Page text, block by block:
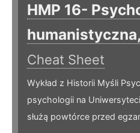
HMP 16-
Cheat Sheet
Wykład z Historii Myśli
psychologii na
służą powtórce przed